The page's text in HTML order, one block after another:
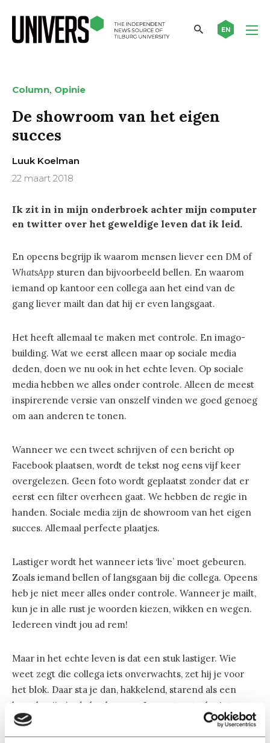
EN
Column, Opinie
De showroom van het eigen
succes
Luuk Koelman
22 maart 2018
Ik zit in in mijn onderbroek achter mijn computer
en twitter over het geweldige leven dat ik leid.
En opeens begrijp ik waarom mensen liever een DM of
WhatsApp sturen dan bijvoorbeeld bellen. En waarom
iemand op kantoor een collega aan het eind van de
gang liever mailt dan dat hij er even langsgaat.
Het heeft allemaal te maken met controle. En imago-
building. Wat we eerst alleen maar op sociale media
deden, doen we nu ook in het echte leven. Op sociale
media hebben we alles onder controle. Alleen de meest
inspirerende versie van onszelf vinden we goed genoeg
om aan anderen te tonen.
Wanneer we een tweet schrijven of een bericht op
Facebook plaatsen, wordt de tekst nog eens vijf keer
overgelezen. Geen foto wordt geplaatst zonder dat er
eerst een filter overheen gaat. We hebben de regie in
handen. Sociale media zijn de showroom van het eigen
succes. Allemaal perfecte plaatjes.
Lastiger wordt het wanneer iets ‘live’ moet gebeuren.
Zoals iemand bellen of langsgaan bij die collega. Opeens
heb je niet meer alles onder controle. Wanneer je mailt,
kun je in alle rust je woorden kiezen, wikken en wegen.
Iedereen vindt jou ad rem!
Maar in het echte leven is dat een stuk lastiger. Wie
weet zegt die collega iets onverwachts, zet hij je voor
het blok. Daar sta je dan, hakkelend, starend als een
bang konijn in de koplampen. Je moet er toch niet aan
denken! Online heb je altijd je woordje klaar, iedereen
weet dat. Daar is je bestaan één constante stroom van